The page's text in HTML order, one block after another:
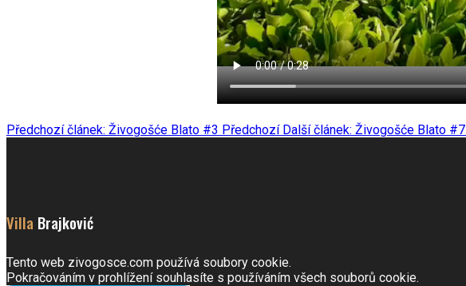
Předchozí článek: Živogošće Blato #3 Předchozí Další článek: Živogošće Blato #7
Villa Brajković
Tento web zivogosce.com používá soubory cookie.
Pokračováním v prohlížení souhlasíte s používáním všech souborů cookie.